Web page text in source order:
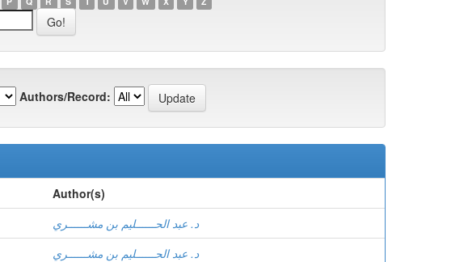
Authors/Record:
Author(s)
د. عبد الحــــــليم بن مشــــــري
د. عبد الحــــــليم بن مشــــــري